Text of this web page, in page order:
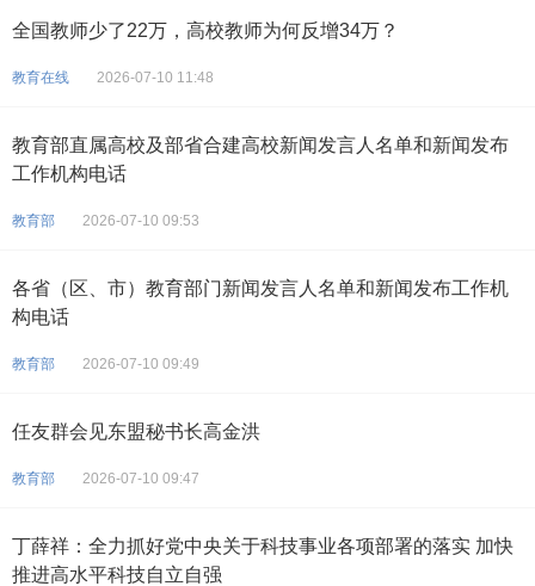
全国教师少了22万，高校教师为何反增34万？
教育在线 2026-07-10 11:48
教育部直属高校及部省合建高校新闻发言人名单和新闻发布
工作机构电话
教育部 2026-07-10 09:53
各省（区、市）教育部门新闻发言人名单和新闻发布工作机
构电话
教育部 2026-07-10 09:49
任友群会见东盟秘书长高金洪
教育部 2026-07-10 09:47
丁薛祥：全力抓好党中央关于科技事业各项部署的落实 加快
推进高水平科技自立自强